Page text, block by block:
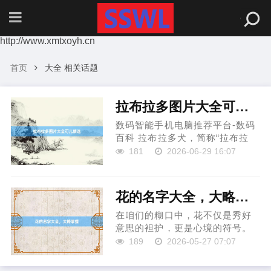
http://www.xmtxoyh.cn
首页 大全 相关话题
拉布拉多图片大全可儿精选
数码智能手机电脑推荐平台-数码
百科 拉布拉多犬，简称“拉布拉
多”鸠江区叫了个美食餐饮店，是
庭宠爱。除了看成职责犬或导盲
犬外，拉布拉多也以其可儿的...
181 2026-06-29 16:07
花的名字大全，大略掌捏
在咱们的糊口中，花不仅是秀好
意思的袒护，更是心境的符号。
不同的花有着不同的寓意和名字
这些花的名字不仅能增加咱们的
189 2026-05-27 07:07